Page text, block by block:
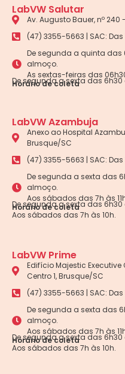
LabVW Salutar
Av. Augusto Bauer, nº
(47) 3355-5663 | SAC: Das
De segunda a quinta das
almoço.
As sextas-feiras das
Horário de coleta
De segunda a sexta das 6h30
LabVW Azambuja
Anexo ao Hospital
Brusque/SC
(47) 3355-5663 | SAC: Das
De segunda a sexta das
almoço.
Aos sábados das 7h às
Horário de coleta
De segunda a sexta das 6h30
Aos sábados das 7h às 10h.
LabVW Prime
Edifício Majestic Executive
Centro 1, Brusque/SC
(47) 3355-5663 | SAC: Das
De segunda a sexta das
almoço.
Aos sábados das 7h às
Horário de coleta
De segunda a sexta das
Aos sábados das 7h às 10h.